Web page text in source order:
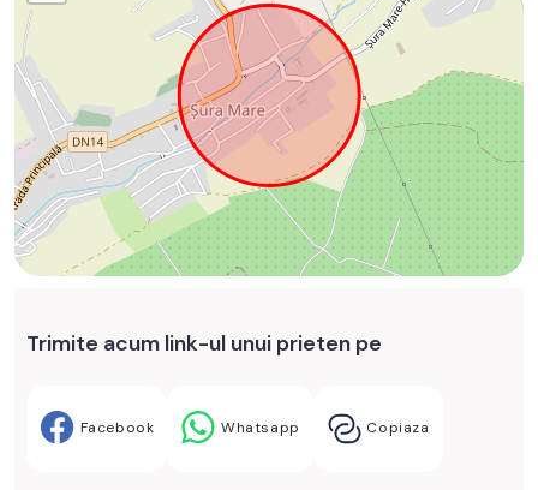
Trimite acum link-ul unui prieten pe
Facebook Whatsapp Copiaza